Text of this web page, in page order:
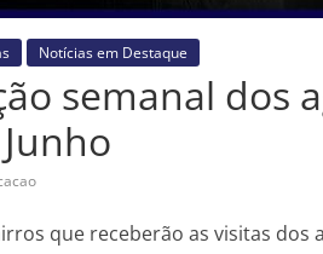
Notícias em Destaque
semanal dos
que receberão as visitas dos